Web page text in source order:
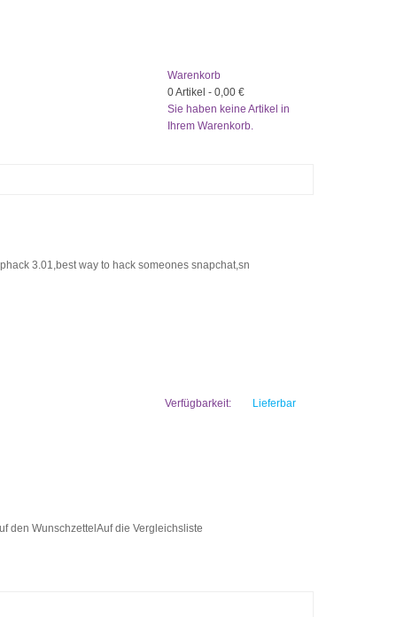
Warenkorb
0Artikel - 0,00 €
Sie haben keine Artikel in
Ihrem Warenkorb.
3.01,best way to hack someones snapchat,sn
Verfügbarkeit: Lieferbar
den Wunschzettel Auf die Vergleichsliste